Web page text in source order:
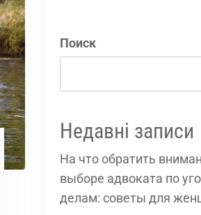
Поиск
Недавні записи
На что обратить
выборе адвоката по
делам: советы для